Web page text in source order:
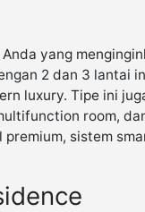
yang
2 dan 3 lantai
luxury. Tipe ini
room,
sistem